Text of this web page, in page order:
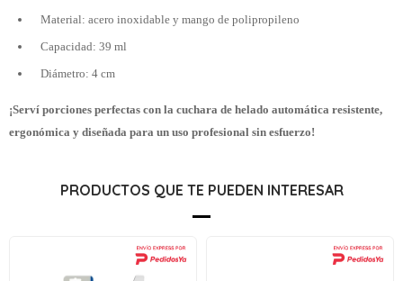
Material: acero inoxidable y mango de polipropileno
Capacidad: 39 ml
Diámetro: 4 cm
¡Serví porciones perfectas con la cuchara de helado automática resistente,
ergonómica y diseñada para un uso profesional sin esfuerzo!
PRODUCTOS QUE TE PUEDEN INTERESAR